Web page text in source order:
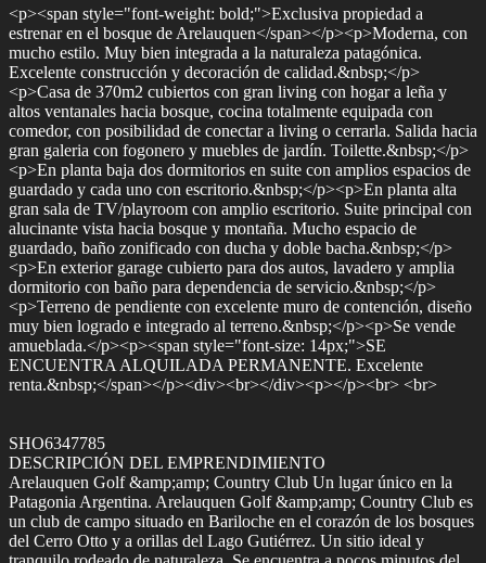
<p><span style="font-weight: bold;">Exclusiva propiedad a
estrenar en el bosque de Arelauquen</span></p><p>Moderna, con
mucho estilo. Muy bien integrada a la naturaleza patagónica.
Excelente construcción y decoración de calidad.&nbsp;</p>
<p>Casa de 370m2 cubiertos con gran living con hogar a leña y
altos ventanales hacia bosque, cocina totalmente equipada con
comedor, con posibilidad de conectar a living o cerrarla. Salida hacia
gran galeria con fogonero y muebles de jardín. Toilette.&nbsp;</p>
<p>En planta baja dos dormitorios en suite con amplios espacios de
guardado y cada uno con escritorio.&nbsp;</p><p>En planta alta
gran sala de TV/playroom con amplio escritorio. Suite principal con
alucinante vista hacia bosque y montaña. Mucho espacio de
guardado, baño zonificado con ducha y doble bacha.&nbsp;</p>
<p>En exterior garage cubierto para dos autos, lavadero y amplia
dormitorio con baño para dependencia de servicio.&nbsp;</p>
<p>Terreno de pendiente con excelente muro de contención, diseño
muy bien logrado e integrado al terreno.&nbsp;</p><p>Se vende
amueblada.</p><p><span style="font-size: 14px;">SE
ENCUENTRA ALQUILADA PERMANENTE. Excelente
renta.&nbsp;</span></p><div><br></div><p></p><br> <br>
SHO6347785
DESCRIPCIÓN DEL EMPRENDIMIENTO
Arelauquen Golf &amp;amp; Country Club Un lugar único en la
Patagonia Argentina. Arelauquen Golf &amp;amp; Country Club es
un club de campo situado en Bariloche en el corazón de los bosques
del Cerro Otto y a orillas del Lago Gutiérrez. Un sitio ideal y